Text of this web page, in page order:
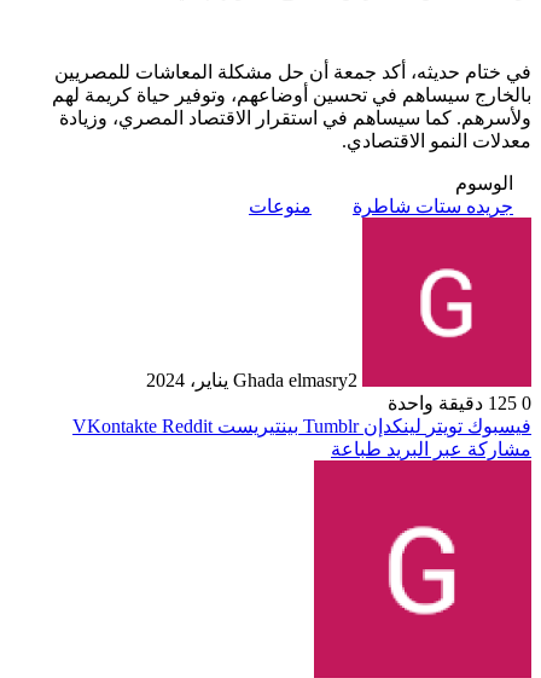
في ختام حديثه، أكد جمعة أن حل مشكلة المعاشات للمصريين
بالخارج سيساهم في تحسين أوضاعهم، وتوفير حياة كريمة لهم
ولأسرهم. كما سيساهم في استقرار الاقتصاد المصري، وزيادة
معدلات النمو الاقتصادي.
الوسوم
جريده ستات شاطرة
منوعات
Ghada elmasry2 يناير، 2024
0
دقيقة واحدة
فيسبوك تويتر لينكدإن بينتيريست
مشاركة عبر البريد طباعة